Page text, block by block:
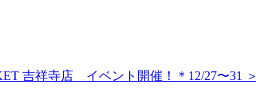
吉祥寺店 イベント開催！＊12/27〜31 ＞